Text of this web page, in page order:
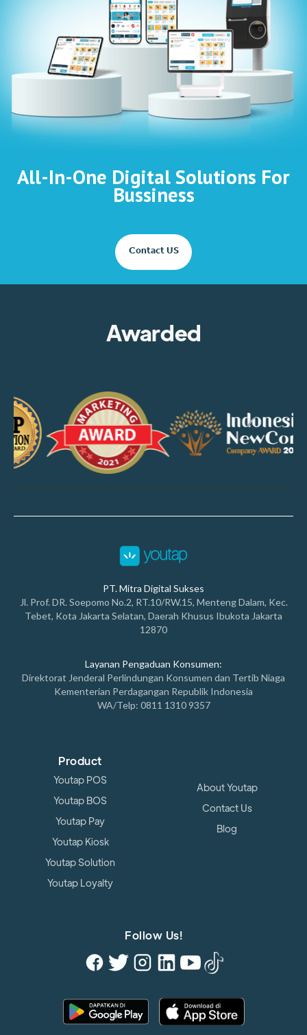
All-In-One Digital Solutions For
Bussiness
Contact US
Awarded
PT. Mitra Digital Sukses
Jl. Prof. DR. Soepomo No.2, RT.10/RW.15, Menteng Dalam, Kec.
Tebet, Kota Jakarta Selatan, Daerah Khusus Ibukota Jakarta
12870
Layanan Pengaduan Konsumen:
Direktorat Jenderal Perlindungan Konsumen dan Tertib Niaga
Kementerian Perdagangan Republik Indonesia
WA/Telp: 0811 1310 9357
Product
Youtap POS
Youtap BOS
Youtap Pay
Youtap Kiosk
Youtap Solution
Youtap Loyalty
About Youtap
Contact Us
Blog
Follow Us!